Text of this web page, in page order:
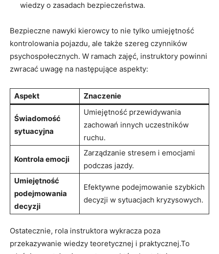
wiedzy o zasadach bezpieczeństwa.
Bezpieczne nawyki ‌kierowcy ‍to nie tylko umiejętność
kontrolowania pojazdu, ale także​ szereg⁤ czynników
⁤psychospołecznych. ‍W ramach zajęć, ⁢instruktory powinni
zwracać uwagę‍ na⁢ następujące ​aspekty:
Aspekt Znaczenie
Świadomość
sytuacyjna
Umiejętność przewidywania
zachowań innych uczestników
ruchu.
Kontrola emocji
Zarządzanie stresem‌ i ⁣emocjami
podczas jazdy.
Umiejętność
podejmowania
decyzji
Efektywne podejmowanie⁢ szybkich
decyzji w sytuacjach⁤ kryzysowych.
Ostatecznie, rola instruktora wykracza poza
przekazywanie wiedzy teoretycznej i praktycznej.To